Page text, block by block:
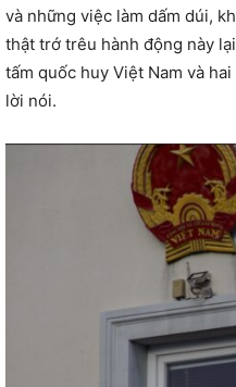
và những việc làm dấm dúi,
thật trớ trêu hành động này
tấm quốc huy Việt Nam và
lời nói.